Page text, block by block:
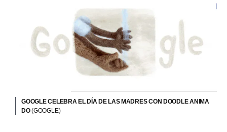
GOOGLE CELEBRA EL DÍA DE LAS MADRES CON DOODLE ANIMA
DO(GOOGLE)